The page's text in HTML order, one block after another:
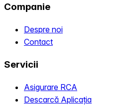
Companie
Despre noi
Contact
Servicii
Asigurare RCA
Descarcă Aplicația